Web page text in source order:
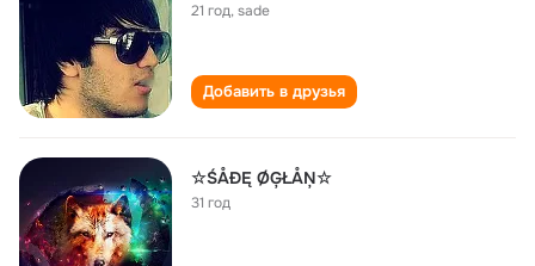
21 год,sade
Добавить в друзья
☆ŚÅĐĘ ØĢŁÅŅ☆
31 год